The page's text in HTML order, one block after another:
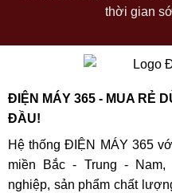
thời gian
ĐIỆN MÁY 365 - MUA RẺ
ĐẦU!
Hệ thống ĐIỆN MÁY 365
miền Bắc - Trung - Nam,
nghiệp, sản phẩm chất